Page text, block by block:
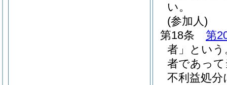
い。
(参加人)
第18条
第
者」という
者であっ
不利益処